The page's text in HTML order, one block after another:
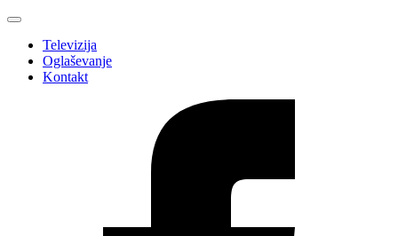
Televizija
Oglaševanje
Kontakt